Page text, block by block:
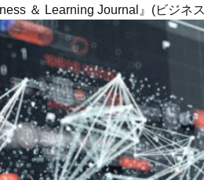
＆ Learning Journal』(ビジネ